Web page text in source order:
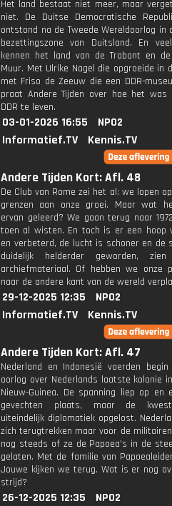
Het land bestaat niet meer, maar
niet. De Duitse Democratische
ontstond na de Tweede Wereldoorlog in
bezettingszone van Duitsland. En
kennen het land van de Trabant en
Muur. Met Ulrike Nagel die opgroeide in
met Friso de Zeeuw die een DDR-
praat Andere Tijden over hoe het
DDR te leven.
03-01-2026 16:55
NPO2
Informatief.TV
Kennis.TV
Andere Tijden Kort: Afl. 48
De Club van Rome zei het al: we lopen
grenzen aan onze groei. Maar wat
ervan geleerd? We gaan terug naar
toen al wisten. En toch is er een hoop
en verbeterd, de lucht is schoner en de
duidelijk helderder geworden,
archiefmateriaal. Of hebben we onze
naar de andere kant van de wereld
29-12-2025 12:35
NPO2
Informatief.TV
Kennis.TV
Andere Tijden Kort: Afl. 47
Nederland en Indonesië voerden
oorlog over Nederlands laatste kolonie
Nieuw-Guinea. De spanning liep op en
gevechten plaats, maar de
uiteindelijk diplomatiek opgelost.
zich terugtrekken maar voor de
nog steeds of ze de Papoea's in de
gelaten. Met de familie van
Jouwe kijken we terug. Wat is er nog
strijd?
26-12-2025 12:35
NPO2